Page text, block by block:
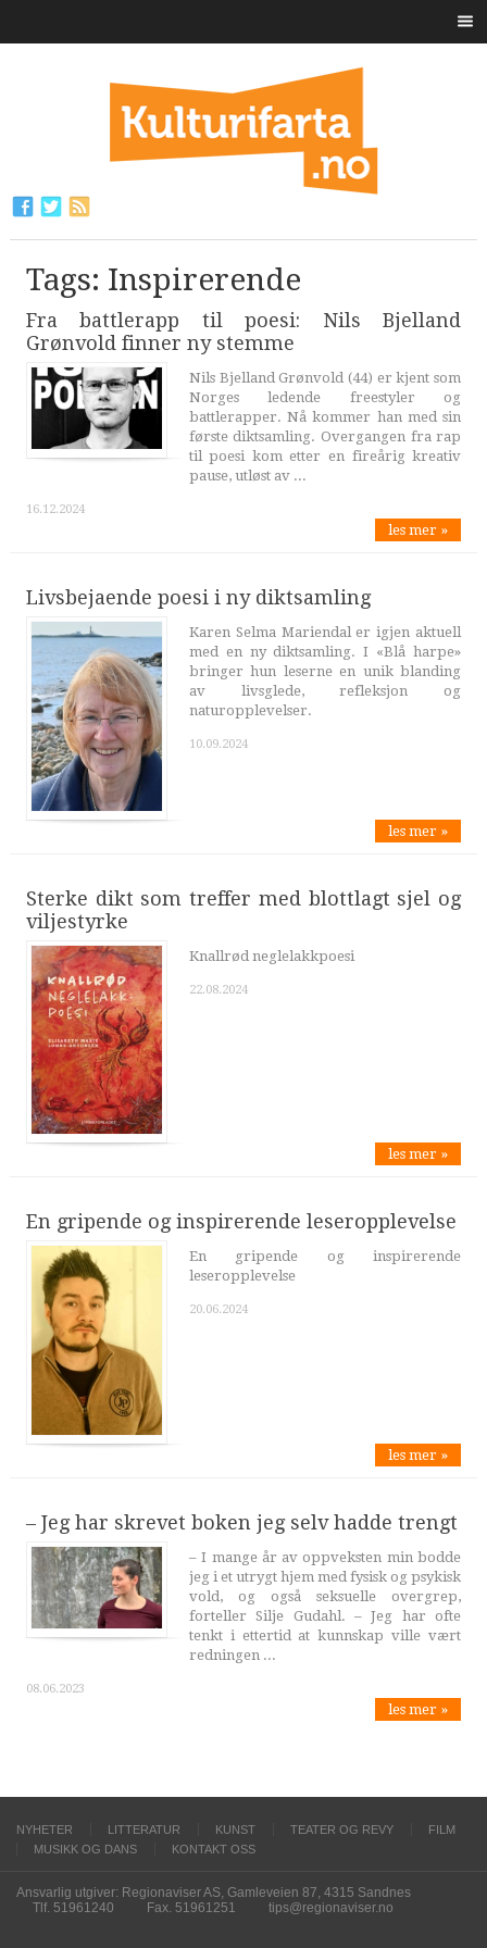
Tags: Inspirerende
Fra battlerapp til poesi: Nils Bjelland
Grønvold finner ny stemme
Nils Bjelland Grønvold (44) er kjent som
Norges ledende freestyler og
battlerapper. Nå kommer han med sin
første diktsamling. Overgangen fra rap
til poesi kom etter en fireårig kreativ
pause, utløst av ...
16.12.2024
les mer »
Livsbejaende poesi i ny diktsamling
Karen Selma Mariendal er igjen aktuell
med en ny diktsamling. I «Blå harpe»
bringer hun leserne en unik blanding
av livsglede, refleksjon og
naturopplevelser.
10.09.2024
les mer »
Sterke dikt som treffer med blottlagt sjel og
viljestyrke
Knallrød neglelakkpoesi
22.08.2024
les mer »
En gripende og inspirerende leseropplevelse
En gripende og inspirerende
leseropplevelse
20.06.2024
les mer »
– Jeg har skrevet boken jeg selv hadde trengt
– I mange år av oppveksten min bodde
jeg i et utrygt hjem med fysisk og psykisk
vold, og også seksuelle overgrep,
forteller Silje Gudahl. – Jeg har ofte
tenkt i ettertid at kunnskap ville vært
redningen ...
08.06.2023
les mer »
NYHETER LITTERATUR KUNST TEATER OG REVY
FILM
MUSIKK OG DANS
KONTAKT OSS
Ansvarlig utgiver: Regionaviser AS, Gamleveien 87, 4315 Sandnes
Tlf. 51961240
Fax. 51961251 tips@regionaviser.no